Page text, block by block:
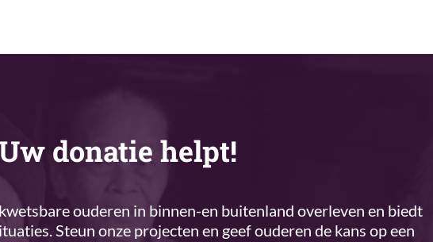
donatie helpt!
ouderen in binnen-en buitenland overleven en biedt
Steun onze projecten en geef ouderen de kans op een